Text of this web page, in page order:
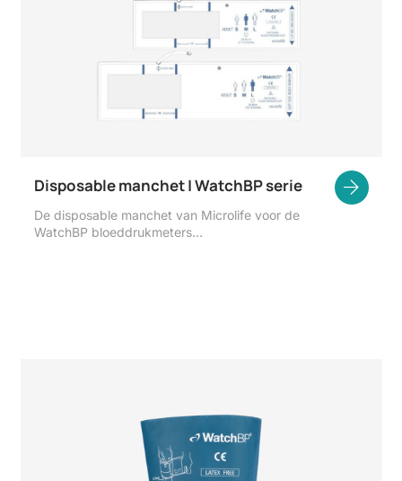
Disposable manchet | WatchBP serie
De disposable manchet van Microlife voor de
WatchBP bloeddrukmeters…